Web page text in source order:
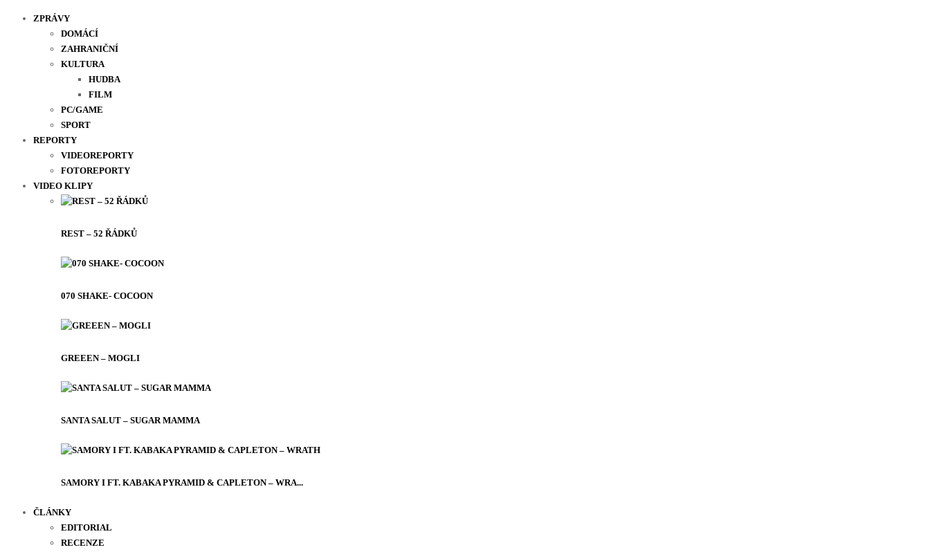
ZPRÁVY
DOMÁCÍ
ZAHRANIČNÍ
KULTURA
HUDBA
FILM
PC/GAME
SPORT
REPORTY
VIDEOREPORTY
FOTOREPORTY
VIDEO KLIPY
REST – 52 ŘÁDKŮ
070 SHAKE- COCOON
GREEEN – MOGLI
SANTA SALUT – SUGAR MAMMA
SAMORY I FT. KABAKA PYRAMID & CAPLETON – WRA...
ČLÁNKY
EDITORIAL
RECENZE